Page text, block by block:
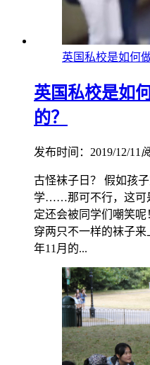
英国私校是如何
英国私校是如
的？
发布时间：2019/12/11
古怪袜子日？ 假如孩
学……那可不行，这可
定还会被同学们嘲笑
穿两只不一样的袜子
年11月的...